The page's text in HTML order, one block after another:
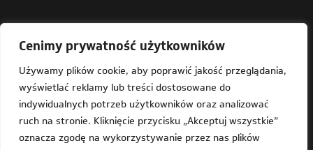
Cenimy prywatność użytkowników
Używamy plików cookie, aby poprawić jakość przeglądania,
wyświetlać reklamy lub treści dostosowane do
indywidualnych potrzeb użytkowników oraz analizować
ruch na stronie. Kliknięcie przycisku „Akceptuj wszystkie”
oznacza zgodę na wykorzystywanie przez nas plików
Deklaracja dostępności
Mapa strony